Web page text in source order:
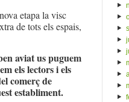
etapa la visc
de tots els espais,
aviat us puguem
els lectors i els
comerç de
establiment.